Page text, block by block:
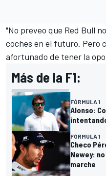
"No preveo que Red Bull
coches en el futuro. Pero
afortunado de tener la
Más de la F1:
FÓRMULA 1
Alonso:
FÓRMULA 1
Checo
Newey:
marche